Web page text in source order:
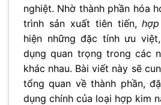
nghiệt. Nhờ thành phần hóa
trình sản xuất tiên tiến,
hiện những đặc tính ưu
dụng quan trọng trong các
khác nhau. Bài viết này sẽ
tổng quan về thành phần,
dụng chính của loại hợp kim